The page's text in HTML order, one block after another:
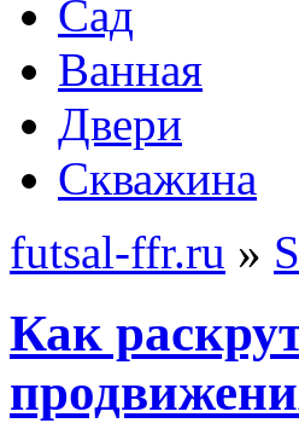
Сад
Ванная
Двери
Скважина
futsal-ffr.ru »
Как